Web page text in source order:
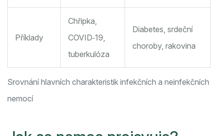
Srovnání hlavních charakteristik infekčních a neinfekčních
nemocí
Příklady
Chřipka,
COVID‑19,
tuberkulóza
Diabetes, srdeční
choroby, rakovina